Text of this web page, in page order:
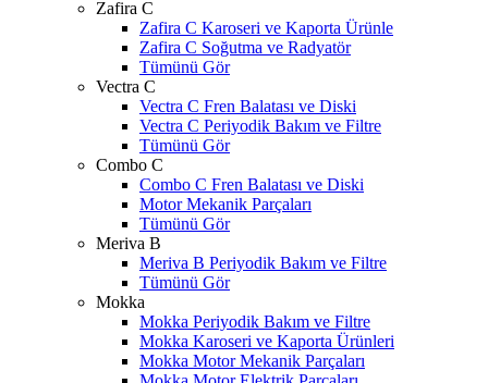
Zafira C
Zafira C Karoseri ve Kaporta Ürünle
Zafira C Soğutma ve Radyatör
Tümünü Gör
Vectra C
Vectra C Fren Balatası ve Diski
Vectra C Periyodik Bakım ve Filtre
Tümünü Gör
Combo C
Combo C Fren Balatası ve Diski
Motor Mekanik Parçaları
Tümünü Gör
Meriva B
Meriva B Periyodik Bakım ve Filtre
Tümünü Gör
Mokka
Mokka Periyodik Bakım ve Filtre
Mokka Karoseri ve Kaporta Ürünleri
Mokka Motor Mekanik Parçaları